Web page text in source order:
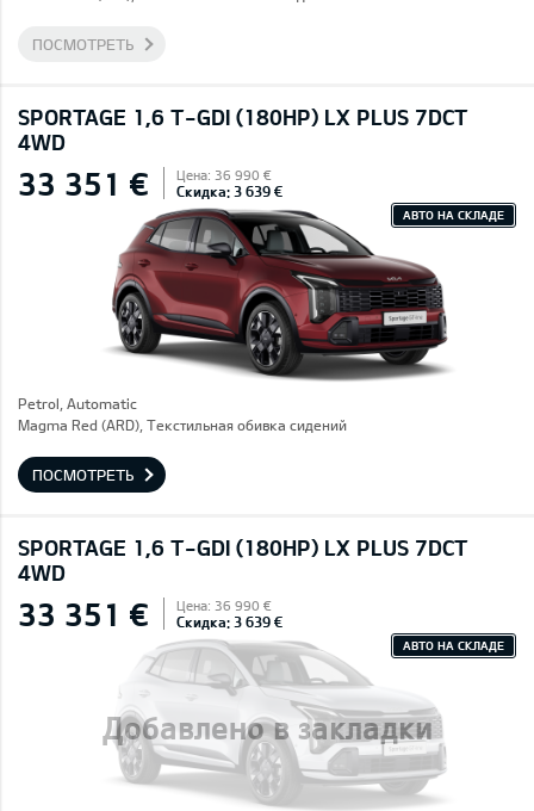
ПОСМОТРЕТЬ
SPORTAGE 1,6 T-GDI (180HP) LX PLUS 7DCT
4WD
33 351 € Цена: 36 990 €
Скидка: 3 639 €
АВТО НА СКЛАДЕ
Petrol, Automatic
Magma Red (ARD), Текстильная обивка сидений
ПОСМОТРЕТЬ
SPORTAGE 1,6 T-GDI (180HP) LX PLUS 7DCT
4WD
Добавлено в закладки
33 351 € Цена: 36 990 €
Скидка: 3 639 €
АВТО НА СКЛАДЕ